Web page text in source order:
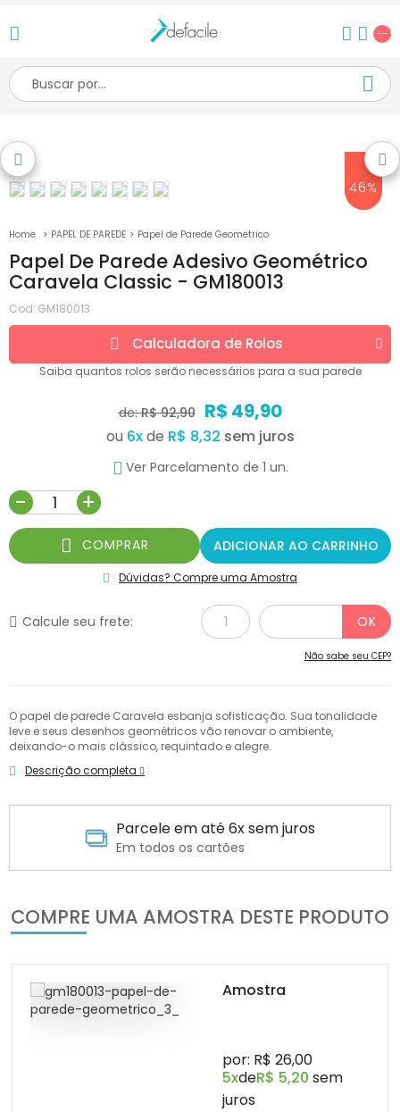
--
46%
PAPEL DE PAREDE Papel de Parede Geometrico
Papel De Parede Adesivo Geométrico
Caravela Classic - GM180013
Cod: GM180013
Calculadora de Rolos
Saiba quantos rolos serão necessários para a sua parede
de:R$ 92,90 R$ 49,90
ou 6xde R$ 8,32
Ver Parcelamento de 1 un.
- +
COMPRAR ADICIONAR AO CARRINHO
Dúvidas? Compre uma Amostra
Calcule seu frete:
Não sabe seu CEP?
O papel de parede Caravela esbanja sofisticação. Sua tonalidade
leve e seus desenhos geométricos vão renovar o ambiente,
deixando-o mais clássico, requintado e alegre.
Descrição completa
Parcele em até 6x sem juros
Em todos os cartões
COMPRE UMA AMOSTRA DESTE PRODUTO
Amostra
por: R$ 26,00
5xdeR$ 5,20 sem
juros